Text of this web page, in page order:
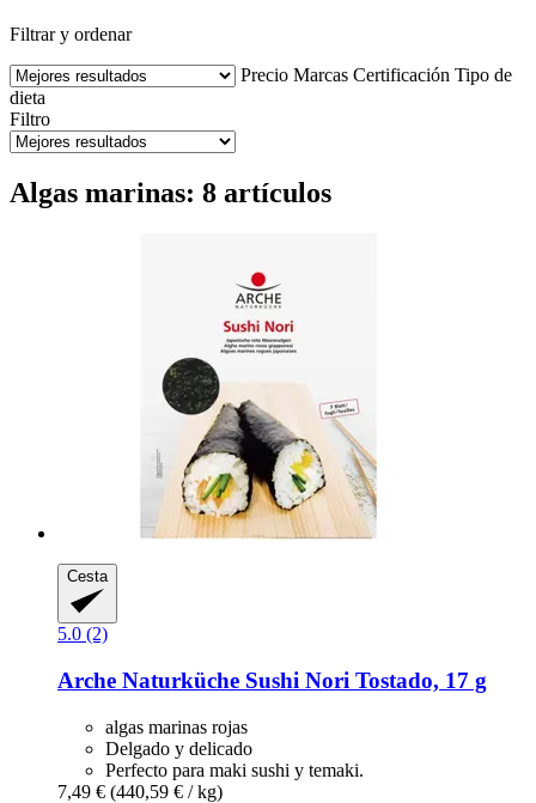
Filtrar y ordenar
Precio Marcas Certificación Tipo de
dieta
Filtro
Algas marinas: 8 artículos
Cesta
5.0 (2)
Arche Naturküche Sushi Nori Tostado, 17 g
algas marinas rojas
Delgado y delicado
Perfecto para maki sushi y temaki.
7,49 € (440,59 € / kg)